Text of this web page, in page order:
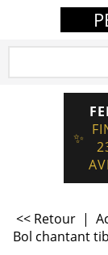
✨
<< Retour |
Bol chantant